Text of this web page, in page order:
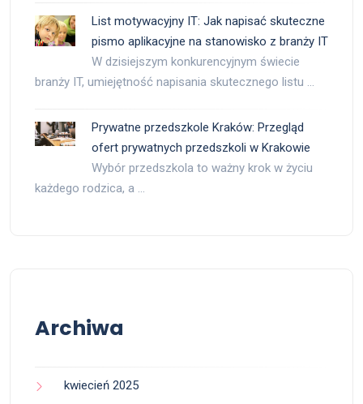
List motywacyjny IT: Jak napisać skuteczne
pismo aplikacyjne na stanowisko z branży IT
W dzisiejszym konkurencyjnym świecie
branży IT, umiejętność napisania skutecznego listu …
Prywatne przedszkole Kraków: Przegląd
ofert prywatnych przedszkoli w Krakowie
Wybór przedszkola to ważny krok w życiu
każdego rodzica, a …
Archiwa
kwiecień 2025